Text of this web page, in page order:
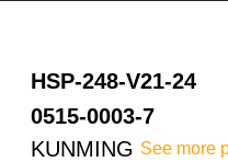
HSP-248-V21-24
0515-0003-7
KUNMING See more